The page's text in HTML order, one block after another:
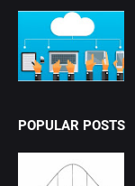
POPULAR POSTS